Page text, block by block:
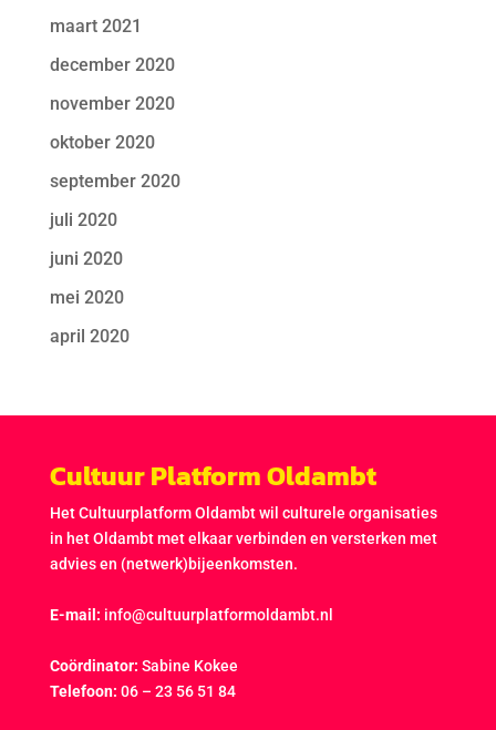
maart 2021
december 2020
november 2020
oktober 2020
september 2020
juli 2020
juni 2020
mei 2020
april 2020
Cultuur Platform Oldambt
Het Cultuurplatform Oldambt wil culturele organisaties
in het Oldambt met elkaar verbinden en versterken met
advies en (netwerk)bijeenkomsten.
E-mail: info@cultuurplatformoldambt.nl
Coördinator: Sabine Kokee
Telefoon: 06 – 23 56 51 84